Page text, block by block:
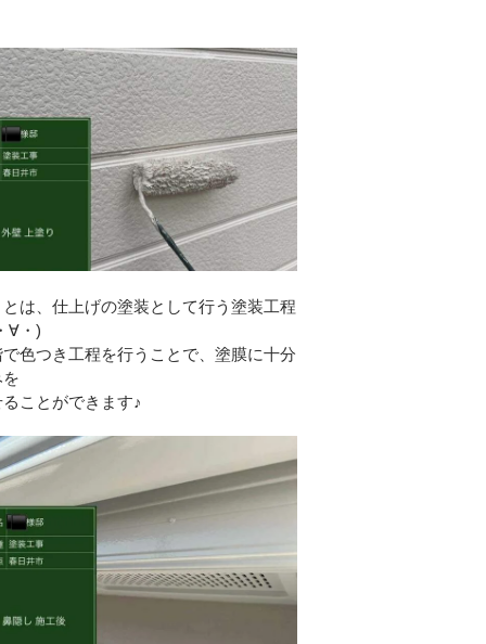
は、仕上げの塗装として行う塗装工程
∀・)
色つき工程を行うことで、塗膜に十分
ことができます♪